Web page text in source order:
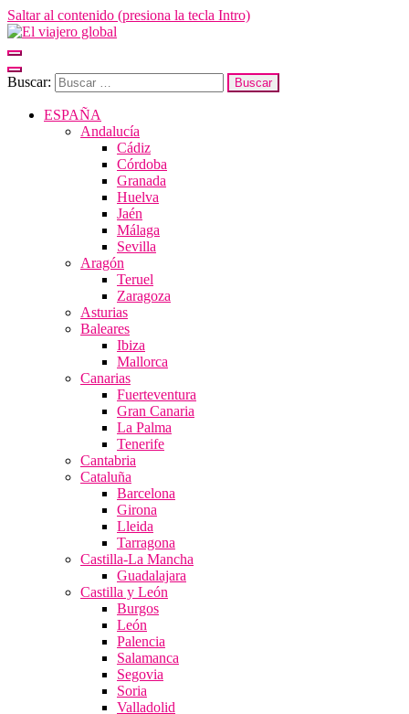
Saltar al contenido (presiona la tecla Intro)
forma sensorial, desde su música hasta su arquitectura o sus sabores
Buscar:
ESPAÑA
Andalucía
Cádiz
Córdoba
Granada
Huelva
Jaén
Málaga
Sevilla
Aragón
Teruel
Zaragoza
Asturias
Baleares
Ibiza
Mallorca
Canarias
Fuerteventura
Gran Canaria
La Palma
Tenerife
Cantabria
Cataluña
Barcelona
Girona
Lleida
Tarragona
Castilla-La Mancha
Guadalajara
Castilla y León
Burgos
León
Palencia
Salamanca
Segovia
Soria
Valladolid